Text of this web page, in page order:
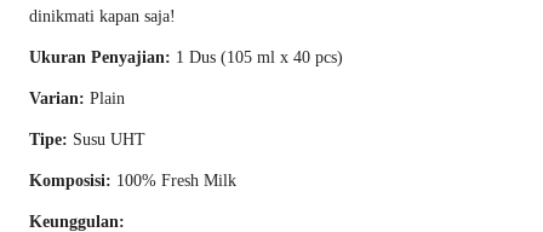
dinikmati kapan saja!
Ukuran Penyajian: 1 Dus (105 ml x 40 pcs)
Varian: Plain
Tipe: Susu UHT
Komposisi: 100% Fresh Milk
Keunggulan: